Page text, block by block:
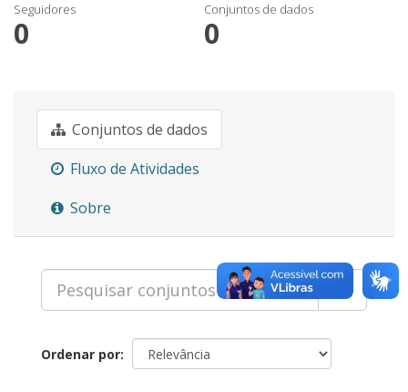
Seguidores
0
Conjuntos de dados
0
Conjuntos de dados
Fluxo de Atividades
Sobre
Ordenar por